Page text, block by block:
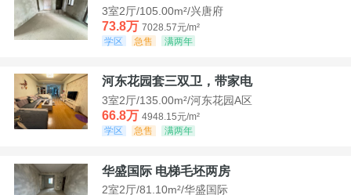
3室2厅/105.00m²/兴唐府
73.8万 7028.57元/m²
学区
急售 满两年
河东花园套三双卫，带家电
3室2厅/135.00m²/河东花园A区
66.8万 4948.15元/m²
学区
急售 满两年
华盛国际 电梯毛坯两房
2室2厅/81.10m²/华盛国际